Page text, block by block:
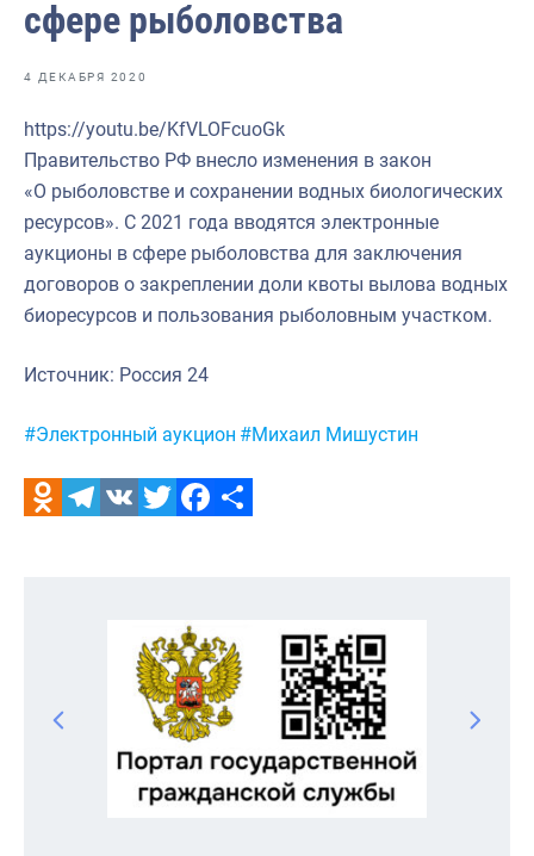
сфере рыболовства
4 ДЕКАБРЯ 2020
https://youtu.be/KfVLOFcuoGk
Правительство РФ внесло изменения в закон
«О рыболовстве и сохранении водных биологических
ресурсов». С 2021 года вводятся электронные
аукционы в сфере рыболовства для заключения
договоров о закреплении доли квоты вылова водных
биоресурсов и пользования рыболовным участком.
Источник: Россия 24
Метки:
#Электронный аукцион #Михаил Мишустин